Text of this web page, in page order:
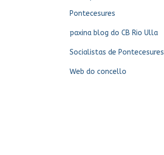
Pontecesures
paxina blog do CB Rio Ulla
Socialistas de Pontecesures
Web do concello